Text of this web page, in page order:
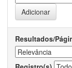
Resultados/